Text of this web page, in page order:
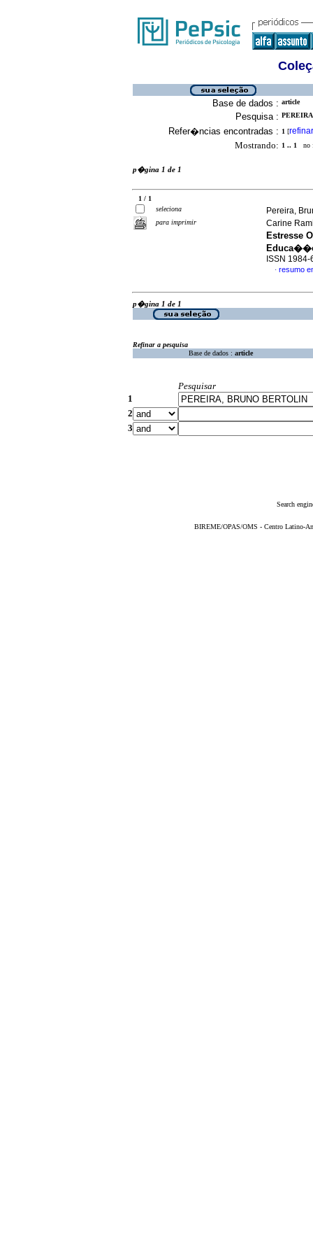
Base de dados : article
Pesquisa :
Refer�ncias encontradas : 1 [refinar
Mostrando: 1 .. 1 no
p�gina 1 de 1
1 / 1
seleciona
para imprimir
Pereira,
Carine
Estresse
ISSN 1984-
· resumo
p�gina 1 de 1
Refinar a pesquisa
Base de dados : article
Pesquisar
1
2
3
Search
BIREME/OPAS/OMS - Centro Latino-